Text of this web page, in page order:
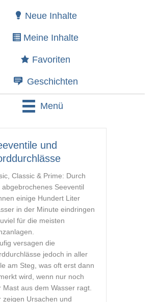
Neue Inhalte
Meine Inhalte
Favoriten
Geschichten
Menü
und
Classic & Prime: Durch
abgebrochenes Seeventil
einige Hundert Liter
in der Minute eindringen
für die meisten
versagen die
jedoch in aller
am Steg, was oft erst dann
wird, wenn nur noch
Mast aus dem Wasser ragt.
zeigen Ursachen und